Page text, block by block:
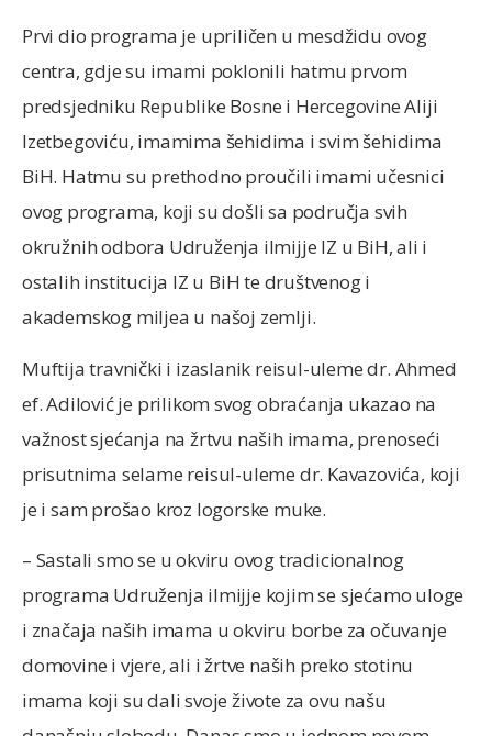
Prvi dio programa je upriličen u mesdžidu ovog
centra, gdje su imami poklonili hatmu prvom
predsjedniku Republike Bosne i Hercegovine Aliji
Izetbegoviću, imamima šehidima i svim šehidima
BiH. Hatmu su prethodno proučili imami učesnici
ovog programa, koji su došli sa područja svih
okružnih odbora Udruženja ilmijje IZ u BiH, ali i
ostalih institucija IZ u BiH te društvenog i
akademskog miljea u našoj zemlji.
Muftija travnički i izaslanik reisul-uleme dr. Ahmed
ef. Adilović je prilikom svog obraćanja ukazao na
važnost sjećanja na žrtvu naših imama, prenoseći
prisutnima selame reisul-uleme dr. Kavazovića, koji
je i sam prošao kroz logorske muke.
– Sastali smo se u okviru ovog tradicionalnog
programa Udruženja ilmijje kojim se sjećamo uloge
i značaja naših imama u okviru borbe za očuvanje
domovine i vjere, ali i žrtve naših preko stotinu
imama koji su dali svoje živote za ovu našu